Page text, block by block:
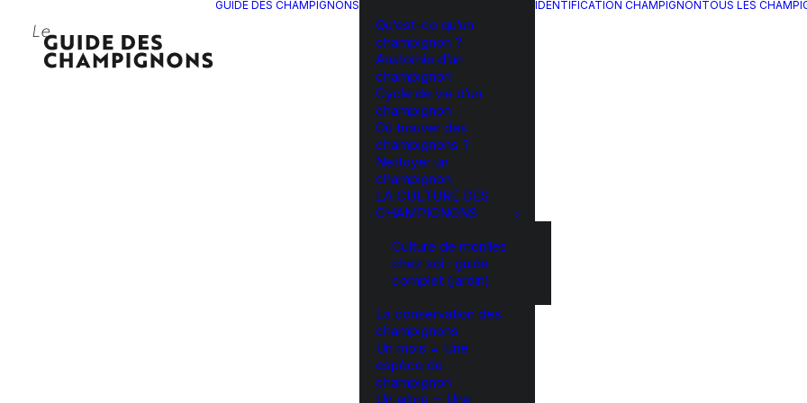
GUIDE DES CHAMPIGNONS
Qu’est-ce qu’un
champignon ?
Anatomie d’un
champignon
Cycle de vie d’un
champignon
Où trouver des
champignons ?
Nettoyer un
champignon
LA CULTURE DES
CHAMPIGNONS
Culture de morilles
chez soi : guide
complet (jardin)
La conservation des
champignons
Un mois = Une
espèce de
champignon
Un arbre = Une
IDENTIFICATION CHAMPIGNONTOUS LES